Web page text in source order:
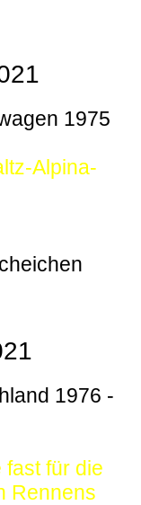
1975
Alpina-
1976 -
für die
Rennens